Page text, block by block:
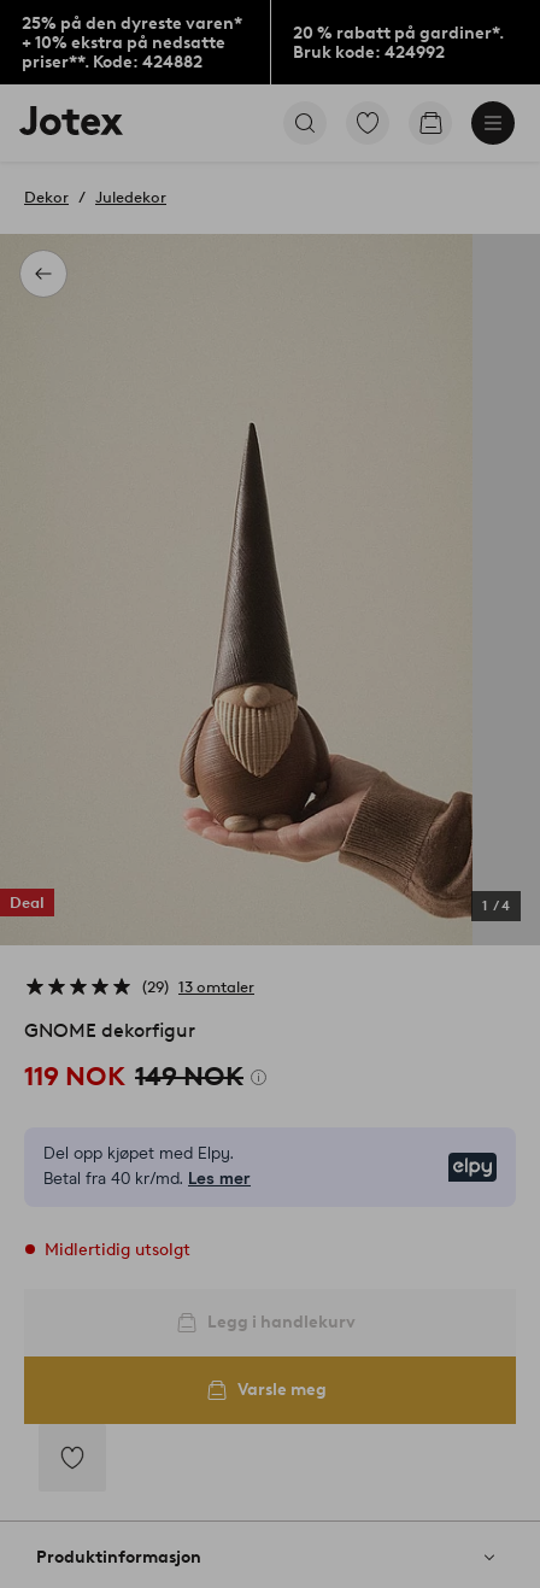
25% på den dyreste varen*
+ 10% ekstra på nedsatte
priser**. Kode: 424882
20 % rabatt på gardiner*.
Bruk kode: 424992
Jotex’
logo
til
Gå
Gå
Tilbake
Dekor Juledekor
Deal 1 /4
29 13 omtaler
GNOME dekorfigur
119 NOK 149 NOK
Del opp kjøpet med Elpy.
Betal fra 40 kr/md. Les mer
Midlertidig utsolgt
Legg i handlekurv
Varsle meg
til
favoritter
Produktinformasjon